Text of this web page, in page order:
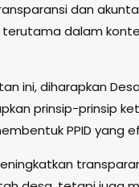
dan
terutama dalam
ini, diharapkan
prinsip-prinsip
PPID yang